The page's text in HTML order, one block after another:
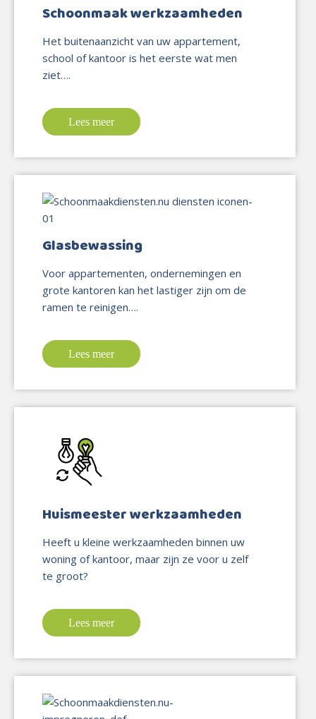
Schoonmaak werkzaamheden
Het buitenaanzicht van uw appartement,
school of kantoor is het eerste wat men
ziet….
Lees meer
Glasbewassing
Voor appartementen, ondernemingen en
grote kantoren kan het lastiger zijn om de
ramen te reinigen….
Lees meer
Huismeester werkzaamheden
Heeft u kleine werkzaamheden binnen uw
woning of kantoor, maar zijn ze voor u zelf
te groot?
Lees meer